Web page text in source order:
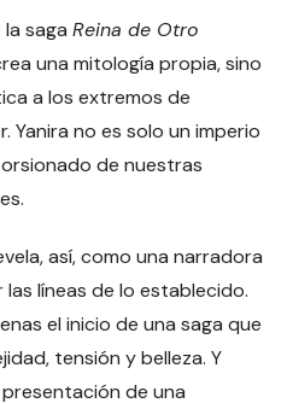
la sagaReina de Otro
una mitología propia, sino
a los extremos de
Yanira no es solo un imperio
de nuestras
así, como una narradora
líneas de lo establecido.
el inicio de una saga que
tensión y belleza. Y
de una